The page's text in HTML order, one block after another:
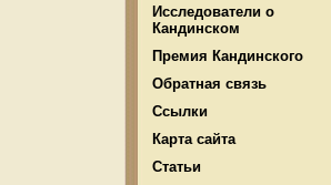
Исследователи о
Кандинском
Премия Кандинского
Обратная связь
Ссылки
Карта сайта
Статьи